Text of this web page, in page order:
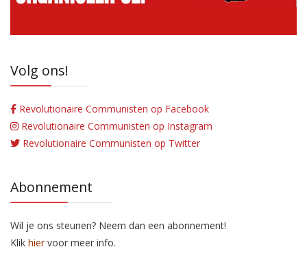
Volg ons!
Revolutionaire Communisten op Facebook
Revolutionaire Communisten op Instagram
Revolutionaire Communisten op Twitter
Abonnement
Wil je ons steunen? Neem dan een abonnement!
Klik hiervoor meer info.